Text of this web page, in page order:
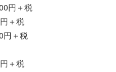
円＋税
＋税
円＋税
＋税